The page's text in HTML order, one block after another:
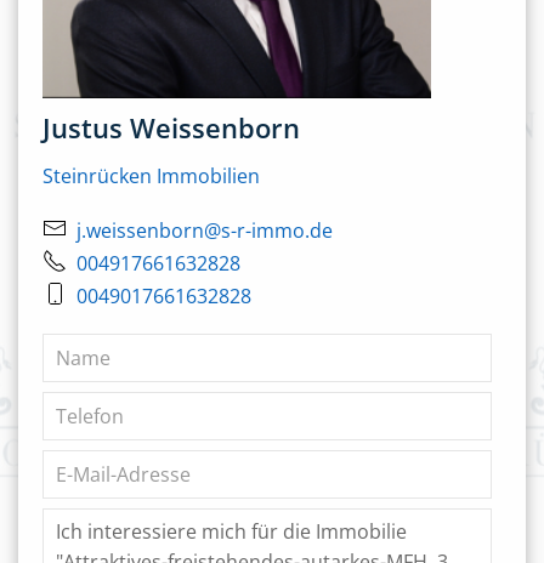
Justus Weissenborn
Steinrücken Immobilien
j.weissenborn@s-r-immo.de
004917661632828
0049017661632828